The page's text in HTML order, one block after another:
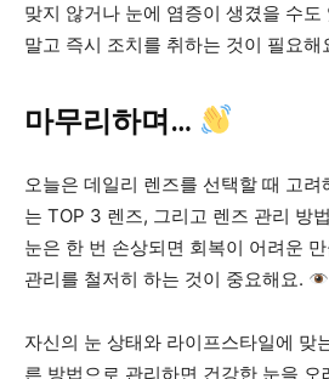
맞지 않거나 눈에 염증이 생겼을 수도
말고 즉시 조치를 취하는 것이 필요해
마무리하며…
오늘은 데일리 렌즈를 선택할 때 고
는 TOP 3 렌즈, 그리고 렌즈 관리 방
눈은 한 번 손상되면 회복이 어려운
관리를 철저히 하는 것이 중요해요.
자신의 눈 상태와 라이프스타일에 맞
른 방법으로 관리하면 건강한 눈을